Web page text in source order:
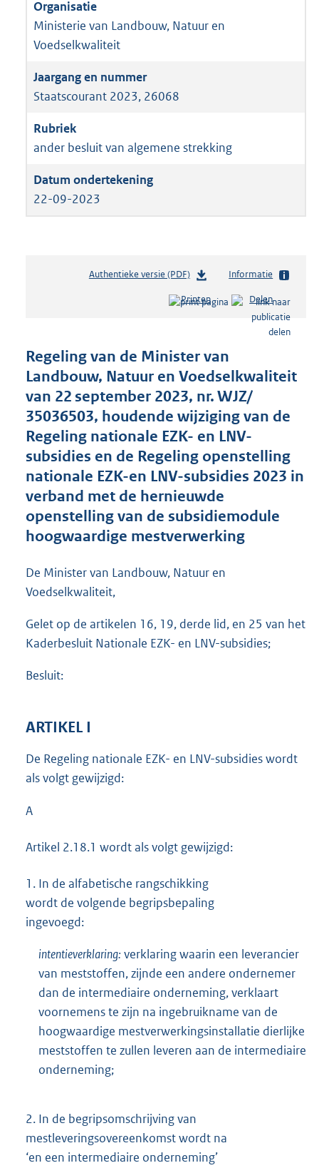
Ministerie van Landbouw, Natuur en
Voedselkwaliteit
Staatscourant 2023, 26068
ander besluit van algemene strekking
22-09-2023
Authentieke versie (PDF)b
s
d
s
r
o
o
t
e
:
4
3
b
Informatie
Printen Delen
Regeling van de Minister van
Landbouw, Natuur en Voedselkwaliteit
van 22 september 2023, nr. WJZ/
35036503, houdende wijziging van de
Regeling nationale EZK- en LNV-
subsidies en de Regeling openstelling
nationale EZK-en LNV-subsidies 2023 in
verband met de hernieuwde
openstelling van de subsidiemodule
hoogwaardige mestverwerking
De Minister van Landbouw, Natuur en
Voedselkwaliteit,
Gelet op de artikelen 16, 19, derde lid, en 25 van het
Kaderbesluit Nationale EZK- en LNV-subsidies;
Besluit:
ARTIKEL I
De Regeling nationale EZK- en LNV-subsidies wordt
als volgt gewijzigd:
A
Artikel 2.18.1 wordt als volgt gewijzigd:
1. In de alfabetische rangschikking
wordt de volgende begripsbepaling
ingevoegd:
intentieverklaring: verklaring waarin een leverancier
van meststoffen, zijnde een andere ondernemer
dan de intermediaire onderneming, verklaart
voornemens te zijn na ingebruikname van de
hoogwaardige mestverwerkingsinstallatie dierlijke
meststoffen te zullen leveren aan de intermediaire
onderneming;
2. In de begripsomschrijving van
mestleveringsovereenkomst wordt na
‘en een intermediaire onderneming’